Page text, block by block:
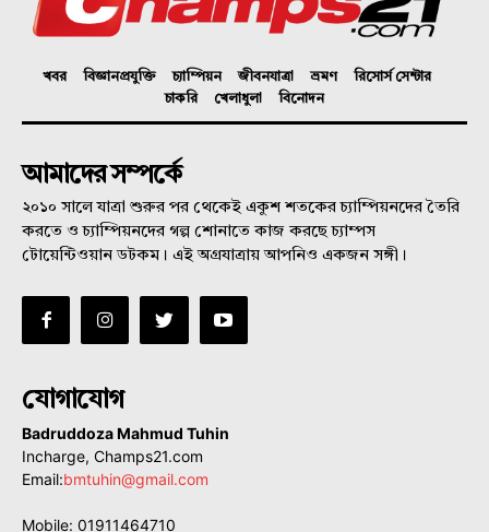
খবর বিজ্ঞানপ্রযুক্তি চ্যাম্পিয়ন জীবনযাত্রা ভ্রমণ
রিসোর্স সেন্টার
চাকরি
খেলাধুলা বিনোদন
আমাদের সম্পর্কে
২০১০ সালে যাত্রা শুরুর পর থেকেই একুশ শতকের চ্যাম্পিয়নদের তৈরি
করতে ও চ্যাম্পিয়নদের গল্প শোনাতে কাজ করছে চ্যাম্পস
টোয়েন্টিওয়ান ডটকম। এই অগ্রযাত্রায় আপনিও একজন সঙ্গী।
যোগাযোগ
Badruddoza Mahmud Tuhin
Incharge, Champs21.com
Email:bmtuhin@gmail.com
Mobile: 01911464710